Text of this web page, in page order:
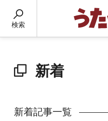
検索
新着
新着記事一覧